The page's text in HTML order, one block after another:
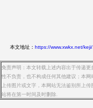
本文地址： https://www.xwkx.net/
免责声明：本文转载上述内容出于传递
性不负责，也不构成任何其他建议；本
上传图片或文字，本网站无法鉴别所上
站将在第一时间及时删除.